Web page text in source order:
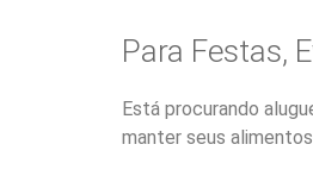
Para Festas,
Está procurando
manter seus